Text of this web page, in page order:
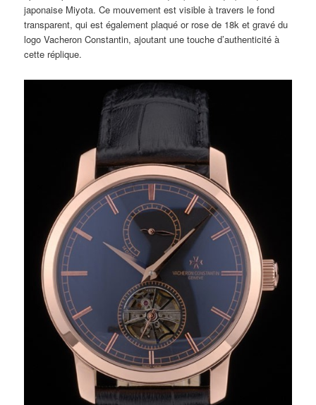
japonaise Miyota. Ce mouvement est visible à travers le fond
transparent, qui est également plaqué or rose de 18k et gravé du
logo Vacheron Constantin, ajoutant une touche d’authenticité à
cette réplique.